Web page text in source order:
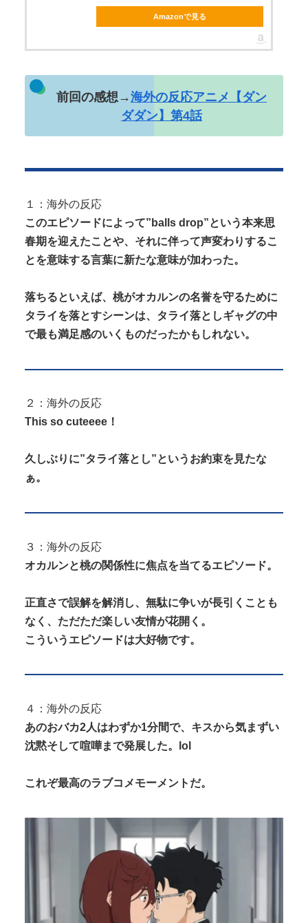
Amazonで見る
前回の感想→海外の反応アニメ【ダン
ダダン】第4話
１：海外の反応
このエピソードによって”balls drop”という本来思
春期を迎えたことや、それに伴って声変わりするこ
とを意味する言葉に新たな意味が加わった。
落ちるといえば、桃がオカルンの名誉を守るために
タライを落とすシーンは、タライ落としギャグの中
で最も満足感のいくものだったかもしれない。
２：海外の反応
This so cuteeee！
久しぶりに”タライ落とし”というお約束を見たな
ぁ。
３：海外の反応
オカルンと桃の関係性に焦点を当てるエピソード。
正直さで誤解を解消し、無駄に争いが長引くことも
なく、ただただ楽しい友情が花開く。
こういうエピソードは大好物です。
４：海外の反応
あのおバカ2人はわずか1分間で、キスから気まずい
沈黙そして喧嘩まで発展した。lol
これぞ最高のラブコメモーメントだ。